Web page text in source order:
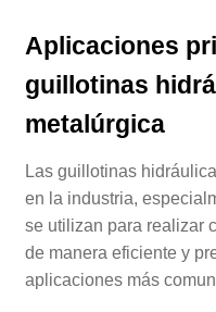
Aplicaciones
guillotinas
metalúrgica
Las guillotinas
en la industria,
se utilizan para realizar
de manera eficiente y
aplicaciones más